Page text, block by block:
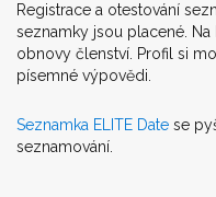
Registrace a otestování
seznamky jsou placené. Na
obnovy členství. Profil si
písemné výpovědi.
Seznamka ELITE Date se
seznamování.